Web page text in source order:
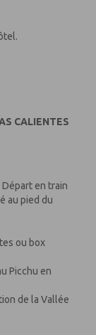
CALIENTES
Départ en train
au pied du
ou box
Picchu en
de la Vallée